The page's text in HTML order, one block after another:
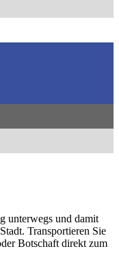
unterwegs und damit
Transportieren Sie
Botschaft direkt zum